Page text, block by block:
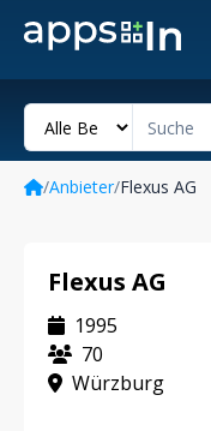
/Anbieter/Flexus AG
Flexus AG
1995
70
Würzburg